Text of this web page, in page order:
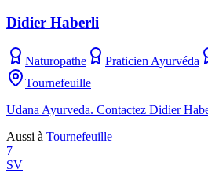
Didier Haberli
Naturopathe Praticien Ayurvéda
Tournefeuille
Udana Ayurveda. Contactez Didier
Aussi à Tournefeuille
7
SV